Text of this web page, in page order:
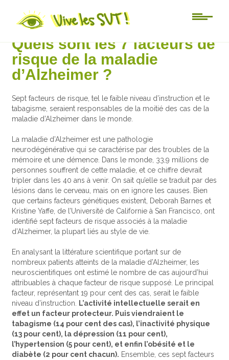
Actu-sciences
Quels sont les 7 facteurs de
risque de la maladie
d’Alzheimer ?
Sept facteurs de risque, tel le faible niveau d’instruction et le
tabagisme, seraient responsables de la moitié des cas de la
maladie d’Alzheimer dans le monde.
La maladie d’Alzheimer est une pathologie
neurodégénérative qui se caractérise par des troubles de la
mémoire et une démence. Dans le monde, 33,9 millions de
personnes souffrent de cette maladie, et ce chiffre devrait
tripler dans les 40 ans à venir. On sait qu’elle se traduit par des
lésions dans le cerveau, mais on en ignore les causes. Bien
que certains facteurs génétiques existent, Deborah Barnes et
Kristine Yaffe, de l’Université de Californie à San Francisco, ont
identifié sept facteurs de risque associés à la maladie
d’Alzheimer, la plupart liés au style de vie.
En analysant la littérature scientifique portant sur de
nombreux patients atteints de la maladie d’Alzheimer, les
neuroscientifiques ont estimé le nombre de cas aujourd’hui
attribuables à chaque facteur de risque supposé. Le principal
facteur, représentant 19 pour cent des cas, serait le faible
niveau d’instruction.
L’activité intellectuelle serait en
effet un facteur protecteur. Puis viendraient le
tabagisme (14 pour cent des cas), l’inactivité physique
(13 pour cent), la dépression (11 pour cent),
l’hypertension (5 pour cent), et enfin l’obésité et le
diabète (2 pour cent chacun). Ensemble, ces sept facteurs